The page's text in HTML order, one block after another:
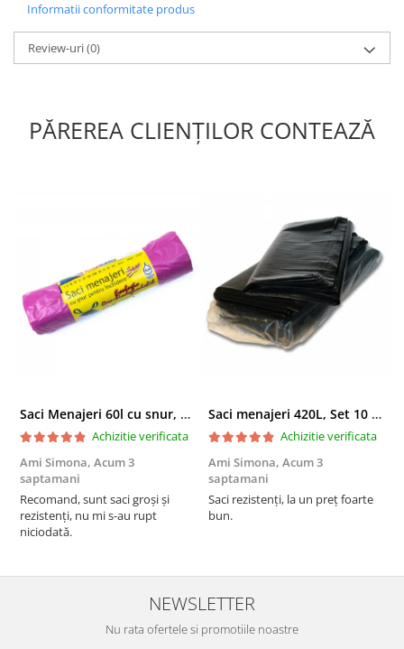
Informatii conformitate produs
Review-uri(0)
PĂREREA CLIENȚILOR CONTEAZĂ
Saci Menajeri 60l cu snur, Roz, 10buc/rola
Achizitie verificata
Ami Simona, Acum 3
saptamani
Recomand, sunt saci groși și
rezistenți, nu mi s-au rupt
niciodată.
Saci menajeri 420L, Set 10 bucati
Achizitie verificata
Ami Simona, Acum 3
saptamani
Saci rezistenți, la un preț foarte
bun.
NEWSLETTER
Nu rata ofertele si promotiile noastre